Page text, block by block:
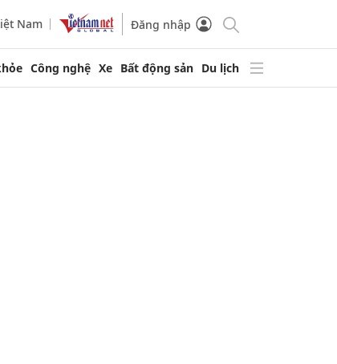
Nam Đăng nhập
Công nghệ Xe Bất động sản Du lịch